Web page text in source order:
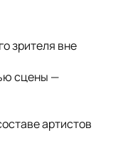
зрителя вне
сцены —
артистов